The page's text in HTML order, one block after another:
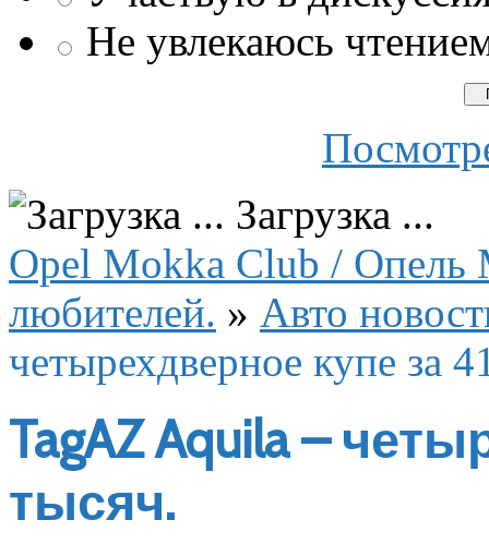
Не увлекаюсь
Загрузка ...
Opel Mokka Club / Опель
любителей. » Авто
четырехдверное купе за
TagAZ Aquila –
тысяч.